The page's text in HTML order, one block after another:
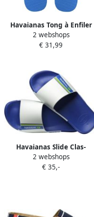
Havaianas Tong à Enfiler
Slim Glow FC
2 webshops
€ 31,99
Havaianas Slide Clas-
sandalen om aan te trekken
2 webshops
€ 35,-